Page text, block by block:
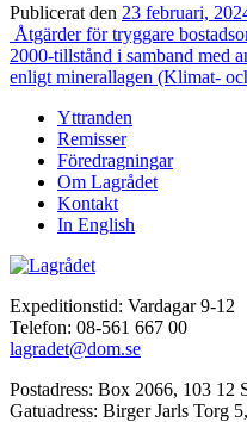
Publicerat den 23 februari,
Inläggsnavigering
Åtgärder för tryggare
2000-tillstånd i samband med
enligt minerallagen (Klimat-
Yttranden
Remisser
Föredragningar
Om Lagrådet
Kontakt
In English
Expeditionstid: Vardagar 9-12
Telefon: 08-561 667 00
lagradet@dom.se
Postadress: Box 2066, 103 12
Gatuadress: Birger Jarls Torg